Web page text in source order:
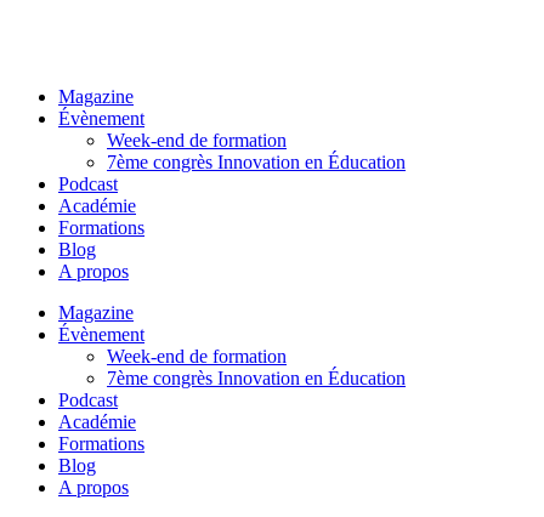
Magazine
Évènement
Week-end de formation
7ème congrès Innovation en Éducation
Podcast
Académie
Formations
Blog
A propos
Magazine
Évènement
Week-end de formation
7ème congrès Innovation en Éducation
Podcast
Académie
Formations
Blog
A propos